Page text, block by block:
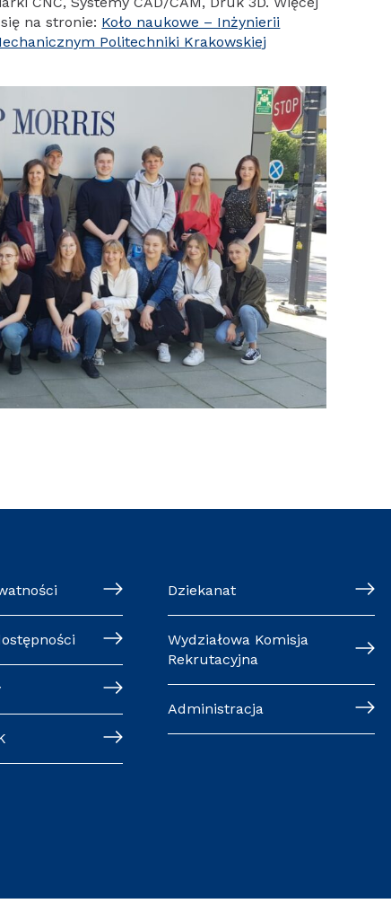
na stronie: Koło naukowe – Inżynierii
Politechniki Krakowskiej
Dziekanat
Wydziałowa Komisja
Rekrutacyjna
Administracja